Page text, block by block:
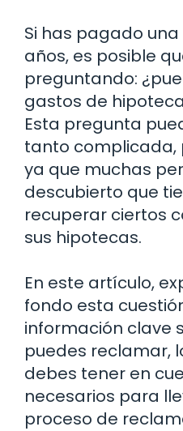
Si has pagado
años, es posible
preguntando:
gastos de
Esta pregunta
tanto complicada,
ya que muchas
descubierto que
recuperar ciertos
sus hipotecas.
En este artículo,
fondo esta
información clave
puedes reclamar,
debes tener en
necesarios para
proceso de